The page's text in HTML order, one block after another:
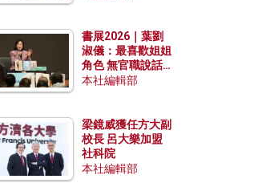
書展2026｜葉劉
淑儀：最喜歡姐姐
角色 無官職說話
包袱少
本社編輯部
梁鏡威獲任方大副
校長 呂大樂加盟
社科院
本社編輯部